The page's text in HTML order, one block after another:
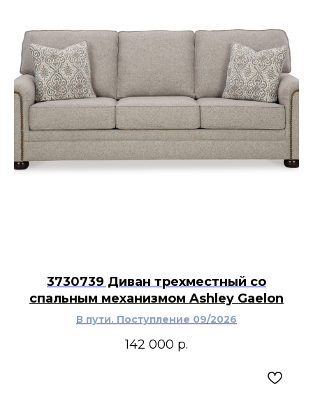
3730739 Диван трехместный со
спальным механизмом Ashley Gaelon
В пути. Поступление 09/2026
142 000 р.